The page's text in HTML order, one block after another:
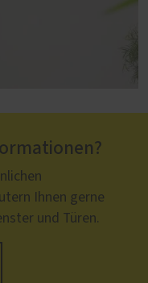
Ihnen gerne
und Türen.